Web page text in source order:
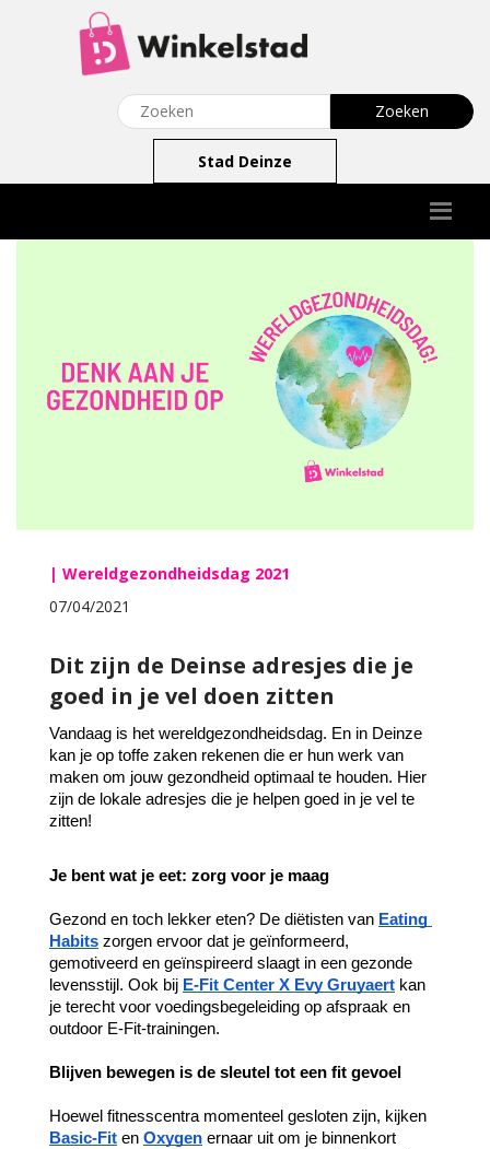
Stad Deinze
| Wereldgezondheidsdag 2021
07/04/2021
Dit zijn de Deinse adresjes die je
goed in je vel doen zitten
Vandaag is het wereldgezondheidsdag. En in Deinze
kan je op toffe zaken rekenen die er hun werk van
maken om jouw gezondheid optimaal te houden. Hier
zijn de lokale adresjes die je helpen goed in je vel te
zitten!
Je bent wat je eet: zorg voor je maag
Gezond en toch lekker eten? De diëtisten van Eating
Habits zorgen ervoor dat je geïnformeerd,
gemotiveerd en geïnspireerd slaagt in een gezonde
levensstijl. Ook bij E-Fit Center X Evy Gruyaert kan
je terecht voor voedingsbegeleiding op afspraak en
outdoor E-Fit-trainingen.
Blijven bewegen is de sleutel tot een fit gevoel
Basic-Fit en Oxygen ernaar uit om je binnenkort